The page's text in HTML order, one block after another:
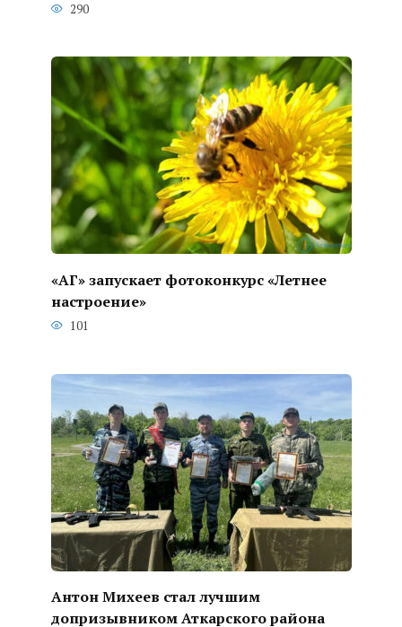
290
«АГ» запускает фотоконкурс «Летнее
настроение»
101
Антон Михеев стал лучшим
допризывником Аткарского района